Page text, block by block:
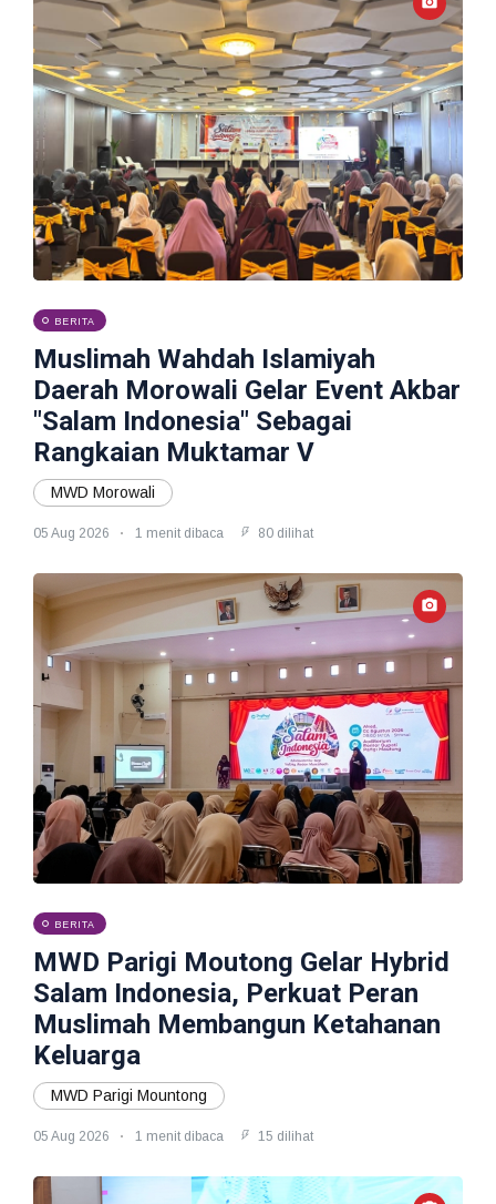
BERITA
Muslimah Wahdah Islamiyah
Daerah Morowali Gelar Event Akbar
"Salam Indonesia" Sebagai
Rangkaian Muktamar V
MWD Morowali
05 Aug 2026 1 menit dibaca 80 dilihat
BERITA
MWD Parigi Moutong Gelar Hybrid
Salam Indonesia, Perkuat Peran
Muslimah Membangun Ketahanan
Keluarga
MWD Parigi Mountong
05 Aug 2026 1 menit dibaca 15 dilihat